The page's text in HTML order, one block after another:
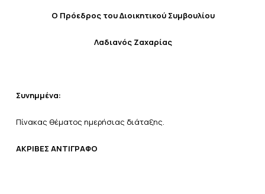
Ο Πρόεδρος του Διοικητικού Συμβουλίου
Λαδιανός Ζαχαρίας
Συνημμένα:
Πίνακας θέματος ημερήσιας διάταξης.
ΑΚΡΙΒΕΣ ΑΝΤΙΓΡΑΦΟ